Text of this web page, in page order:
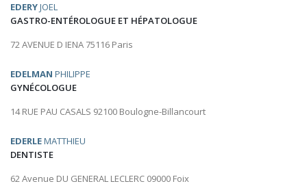
EDERYJOEL
GASTRO-ENTÉROLOGUE ET HÉPATOLOGUE
72 AVENUE D IENA 75116 Paris
EDELMAN PHILIPPE
GYNÉCOLOGUE
14 RUE PAU CASALS 92100 Boulogne-Billancourt
EDERLEMATTHIEU
DENTISTE
62 Avenue DU GENERAL LECLERC 09000 Foix